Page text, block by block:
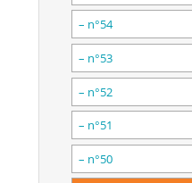
– n°54
– n°53
– n°52
– n°51
– n°50